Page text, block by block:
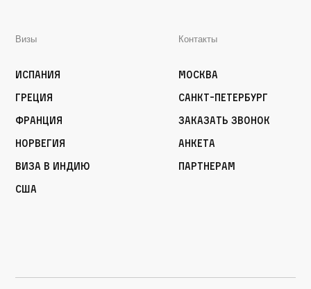
Визы
Испания
Греция
Франция
Норвегия
Виза в Индию
США
Контакты
Москва
Санкт-Петербург
Заказать звонок
Анкета
Партнерам